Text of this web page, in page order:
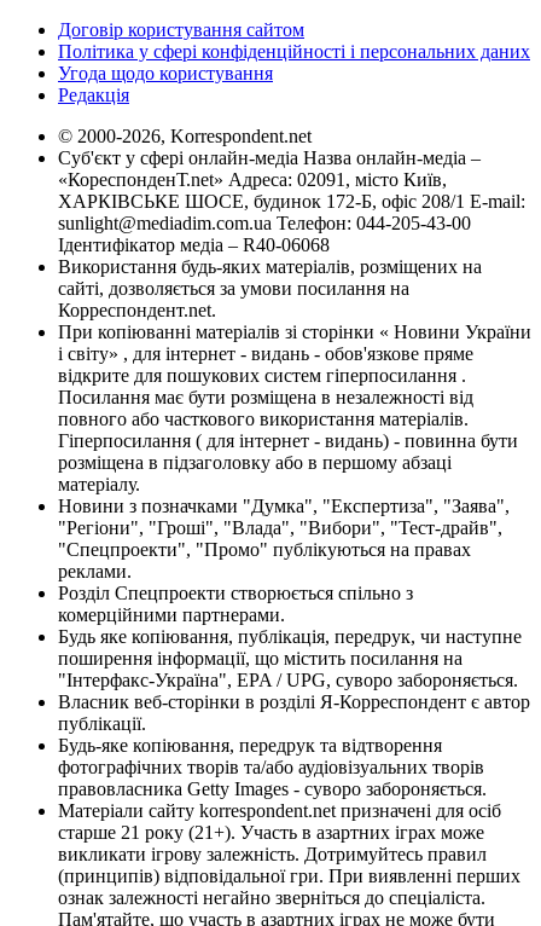
Договір користування сайтом
Політика у сфері конфіденційності і персональних даних
Угода щодо користування
Редакція
© 2000-2026, Korrespondent.net
Суб'єкт у сфері онлайн-медіа Назва онлайн-медіа –
«КореспонденТ.net» Адреса: 02091, місто Київ,
ХАРКІВСЬКЕ ШОСЕ, будинок 172-Б, офіс 208/1 E-mail:
sunlight@mediadim.com.ua Телефон: 044-205-43-00
Ідентифікатор медіа – R40-06068
Використання будь-яких матеріалів, розміщених на
сайті, дозволяється за умови посилання на
Корреспондент.net.
При копіюванні матеріалів зі сторінки « Новини України
і світу» , для інтернет - видань - обов'язкове пряме
відкрите для пошукових систем гіперпосилання .
Посилання має бути розміщена в незалежності від
повного або часткового використання матеріалів.
Гіперпосилання ( для інтернет - видань) - повинна бути
розміщена в підзаголовку або в першому абзаці
матеріалу.
Новини з позначками "Думка", "Експертиза", "Заява",
"Регіони", "Гроші", "Влада", "Вибори", "Тест-драйв",
"Спецпроекти", "Промо" публікуються на правах
реклами.
Розділ Спецпроекти створюється спільно з
комерційними партнерами.
Будь яке копіювання, публікація, передрук, чи наступне
поширення інформації, що містить посилання на
"Інтерфакс-Україна", EPA / UPG, суворо забороняється.
Власник веб-сторінки в розділі Я-Корреспондент є автор
публікації.
Будь-яке копіювання, передрук та відтворення
фотографічних творів та/або аудіовізуальних творів
правовласника Getty Images - суворо забороняється.
Матеріали сайту korrespondent.net призначені для осіб
старше 21 року (21+). Участь в азартних іграх може
викликати ігрову залежність. Дотримуйтесь правил
(принципів) відповідальної гри. При виявленні перших
ознак залежності негайно зверніться до спеціаліста.
Пам'ятайте, що участь в азартних іграх не може бути